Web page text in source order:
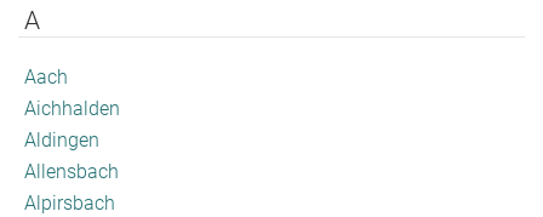
A
Aach
Aichhalden
Aldingen
Allensbach
Alpirsbach